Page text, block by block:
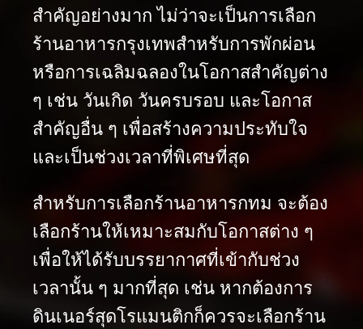
สำคัญอย่างมาก ไม่ว่าจะเป็นการเลือก
ร้านอาหารกรุงเทพสำหรับการพักผ่อน
หรือการเฉลิมฉลองในโอกาสสำคัญต่าง
ๆ เช่น วันเกิด วันครบรอบ และโอกาส
สำคัญอื่น ๆ เพื่อสร้างความประทับใจ
และเป็นช่วงเวลาที่พิเศษที่สุด
สำหรับการเลือกร้านอาหารกทม จะต้อง
เลือกร้านให้เหมาะสมกับโอกาสต่าง ๆ
เพื่อให้ได้รับบรรยากาศที่เข้ากับช่วง
เวลานั้น ๆ มากที่สุด เช่น หากต้องการ
ดินเนอร์สุดโรแมนติกก็ควรจะเลือกร้าน